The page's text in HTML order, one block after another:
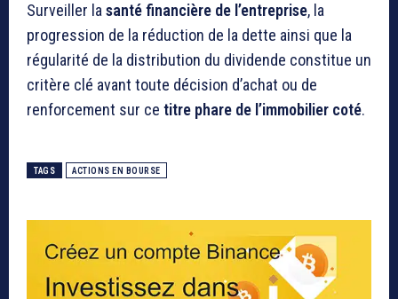
Surveiller la santé financière de l’entreprise, la
progression de la réduction de la dette ainsi que la
régularité de la distribution du dividende constitue un
critère clé avant toute décision d’achat ou de
renforcement sur ce titre phare de l’immobilier coté.
TAGS ACTIONS EN BOURSE